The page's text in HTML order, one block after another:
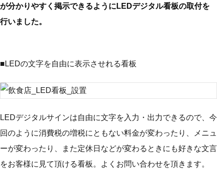
が分かりやすく掲示できるようにLEDデジタル看板の取付を
行いました。
■LEDの文字を自由に表示させれる看板
LEDデジタルサインは自由に文字を入力・出力できるので、今
回のように消費税の増税にともない料金が変わったり、メニュ
ーが変わったり、また定休日などが変わるときにも好きな文言
をお客様に見て頂ける看板。よくお問い合わせを頂きます。